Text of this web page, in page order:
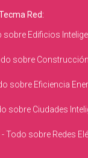
Red:
sobre Edificios
sobre
sobre Eficiencia
sobre Ciudades
- Todo sobre Redes